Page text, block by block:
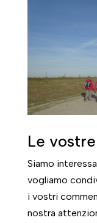
Le
Siamo
vogliamo
i vostri
nostra